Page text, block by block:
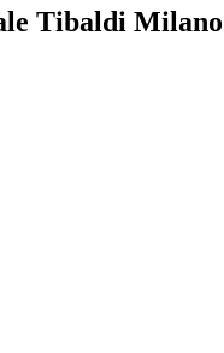
Tibaldi Milano